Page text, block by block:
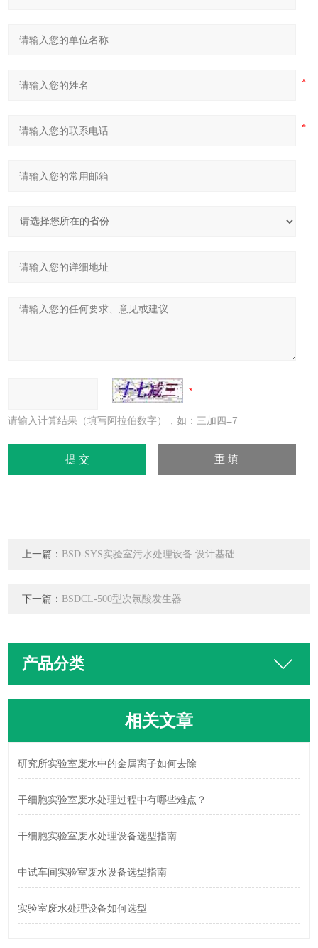
请输入计算结果（填写阿拉伯数字），如：三加四=7
上一篇： BSD-SYS实验室污水处理设备 设计基础
下一篇： BSDCL-500型次氯酸发生器
产品分类
相关文章
研究所实验室废水中的金属离子如何去除
干细胞实验室废水处理过程中有哪些难点？
干细胞实验室废水处理设备选型指南
中试车间实验室废水设备选型指南
实验室废水处理设备如何选型